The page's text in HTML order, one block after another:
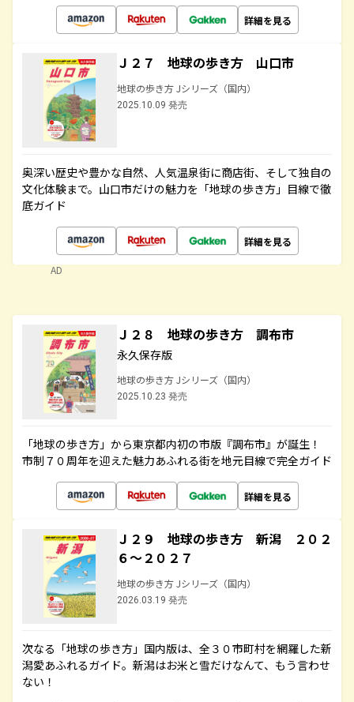
詳細を見る
Ｊ２７ 地球の歩き方 山口市
地球の歩き方 Jシリーズ（国内）
2025.10.09 発売
奥深い歴史や豊かな自然、人気温泉街に商店街、そして独自の
文化体験まで。山口市だけの魅力を「地球の歩き方」目線で徹
底ガイド
詳細を見る
AD
Ｊ２８ 地球の歩き方 調布市
永久保存版
地球の歩き方 Jシリーズ（国内）
2025.10.23 発売
「地球の歩き方」から東京都内初の市版『調布市』が誕生！
市制７０周年を迎えた魅力あふれる街を地元目線で完全ガイド
詳細を見る
Ｊ２９ 地球の歩き方 新潟 ２０２
６～２０２７
地球の歩き方 Jシリーズ（国内）
2026.03.19 発売
次なる「地球の歩き方」国内版は、全３０市町村を網羅した新
潟愛あふれるガイド。新潟はお米と雪だけなんて、もう言わせ
ない！